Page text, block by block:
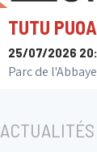
TUTU
25/07/2026
Parc de
ACTUALITÉS